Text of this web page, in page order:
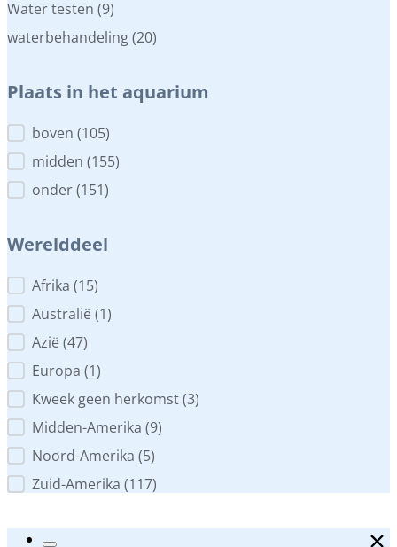
Water testen (9)
waterbehandeling(20)
Plaats in het aquarium
Plaats in het aquarium
boven (105)
midden (155)
onder(151)
Werelddeel
Werelddeel
Afrika (15)
Australië (1)
Azië (47)
Europa (1)
Kweek geen herkomst(3)
Midden-Amerika (9)
Noord-Amerika (5)
Zuid-Amerika (117)